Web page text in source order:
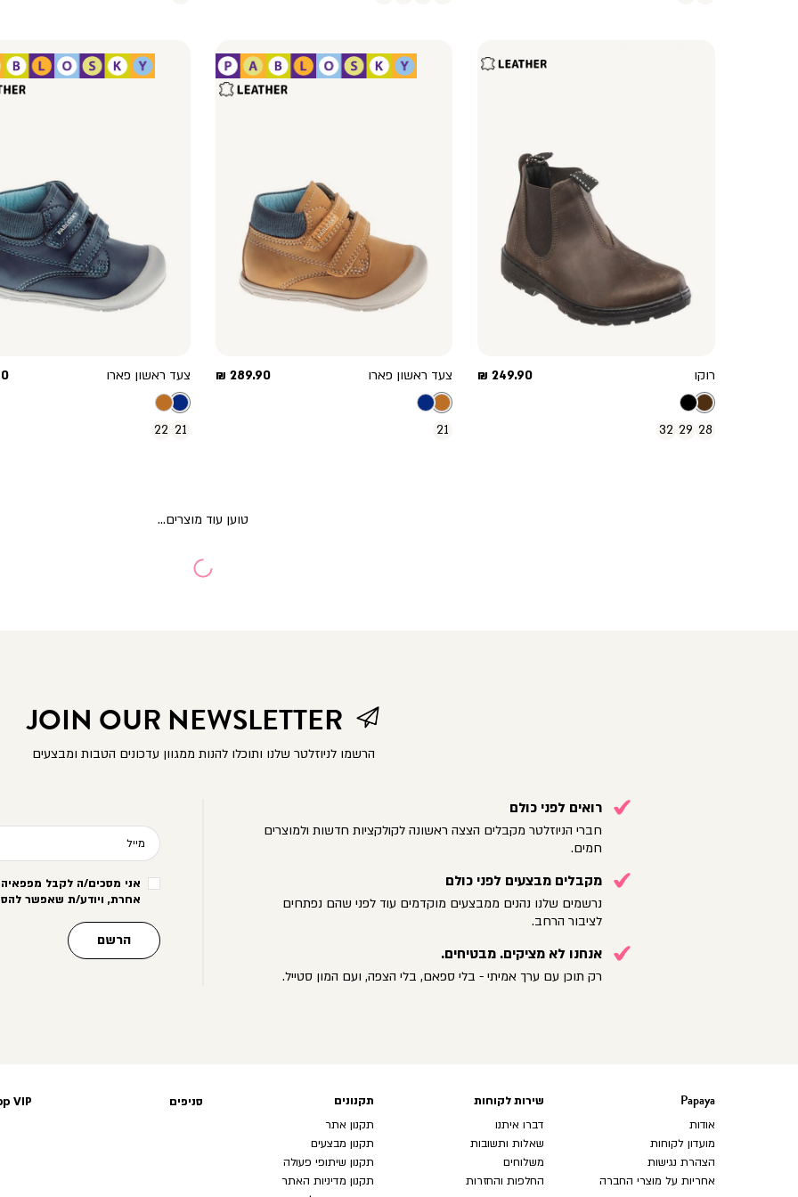
רוקו
מחיר
249.90 ₪
28
29
32
צעד ראשון פארו
מחיר
289.90 ₪
21
צעד ראשון פארו ₪
21
22
JOIN OUR NEWSLETTER
הרשמו לניוזלטר שלנו ותוכלו להנות ממגוון עדכונים הטבות ומבצעים
רואים לפני כולם
חברי הניוזלטר מקבלים הצצה ראשונה לקולקציות חדשות ולמוצרים
חמים.
מקבלים מבצעים לפני כולם
נרשמים שלנו נהנים ממבצעים מוקדמים עוד לפני שהם נפתחים
לציבור הרחב.
אנחנו לא מציקים. מבטיחים.
רק תוכן עם ערך אמיתי - בלי ספאם, בלי הצפה, ועם המון סטייל.
מייל
אני מסכים/ה לקבל מפפאיה
אחרת, ויודע/ת שאפשר
הרשם
Papaya
Papaya
אודות
מועדון לקוחות
הצהרת נגישות
אחריות על מוצרי החברה
שירות
שירות לקוחות
דברו איתנו
שאלות ותשובות
משלוחים
החלפות והחזרות
תקנונים
תקנונים
תקנון אתר
תקנון מבצעים
תקנון שיתופי פעולה
תקנון מדיניות האתר
סניפים VIP